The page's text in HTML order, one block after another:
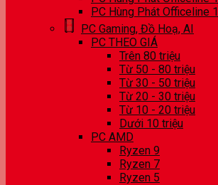
PC Hùng Phát Officeline
PC Gaming, Đồ Hoạ, AI
PC THEO GIÁ
Trên 80 triệu
Từ 50 - 80 triệu
Từ 30 - 50 triệu
Từ 20 - 30 triệu
Từ 10 - 20 triệu
Dưới 10 triệu
PC AMD
Ryzen 9
Ryzen 7
Ryzen 5